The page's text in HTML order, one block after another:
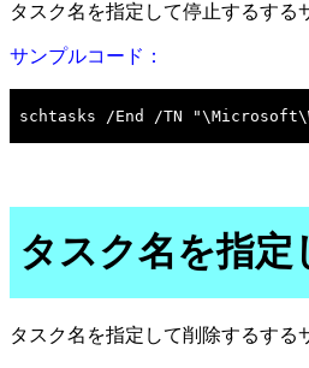
タスク名を指定して停止するする
サンプルコード：
タスク名を指定
タスク名を指定して削除するする